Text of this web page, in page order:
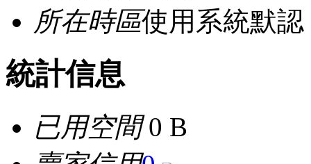
所在時區使用系統默認
統計信息
已用空間0 B